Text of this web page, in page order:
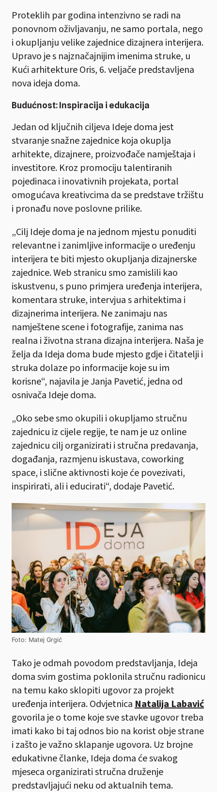
Proteklih par godina intenzivno se radi na
ponovnom oživljavanju, ne samo portala, nego
i okupljanju velike zajednice dizajnera interijera.
Upravo je s najznačajnijim imenima struke, u
Kući arhitekture Oris, 6. veljače predstavljena
nova ideja doma.
Budućnost: Inspiracija i edukacija
Jedan od ključnih ciljeva Ideje doma jest
stvaranje snažne zajednice koja okuplja
arhitekte, dizajnere, proizvođače namještaja i
investitore. Kroz promociju talentiranih
pojedinaca i inovativnih projekata, portal
omogućava kreativcima da se predstave tržištu
i pronađu nove poslovne prilike.
„Cilj Ideje doma je na jednom mjestu ponuditi
relevantne i zanimljive informacije o uređenju
interijera te biti mjesto okupljanja dizajnerske
zajednice. Web stranicu smo zamislili kao
iskustvenu, s puno primjera uređenja interijera,
komentara struke, intervjua s arhitektima i
dizajnerima interijera. Ne zanimaju nas
namještene scene i fotografije, zanima nas
realna i životna strana dizajna interijera. Naša je
želja da Ideja doma bude mjesto gdje i čitatelji i
struka dolaze po informacije koje su im
korisne“, najavila je Janja Pavetić, jedna od
osnivača Ideje doma.
„Oko sebe smo okupili i okupljamo stručnu
zajednicu iz cijele regije, te nam je uz online
zajednicu cilj organizirati i stručna predavanja,
događanja, razmjenu iskustava, coworking
space, i slične aktivnosti koje će povezivati,
inspirirati, ali i educirati“, dodaje Pavetić.
Foto: Matej Grgić
Tako je odmah povodom predstavljanja, Ideja
doma svim gostima poklonila stručnu radionicu
na temu kako sklopiti ugovor za projekt
uređenja interijera. OdvjetnicaNatalija Labavić
govorila je o tome koje sve stavke ugovor treba
imati kako bi taj odnos bio na korist obje strane
i zašto je važno sklapanje ugovora. Uz brojne
edukativne članke, Ideja doma će svakog
mjeseca organizirati stručna druženje
predstavljajući neku od aktualnih tema.